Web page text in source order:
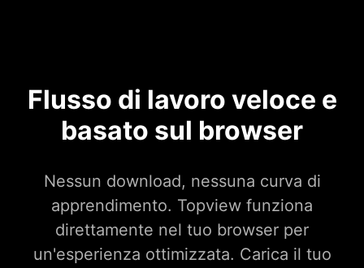
Flusso di lavoro veloce e
basato sul browser
Nessun download, nessuna curva di
apprendimento. Topview funziona
direttamente nel tuo browser per
un'esperienza ottimizzata. Carica il tuo